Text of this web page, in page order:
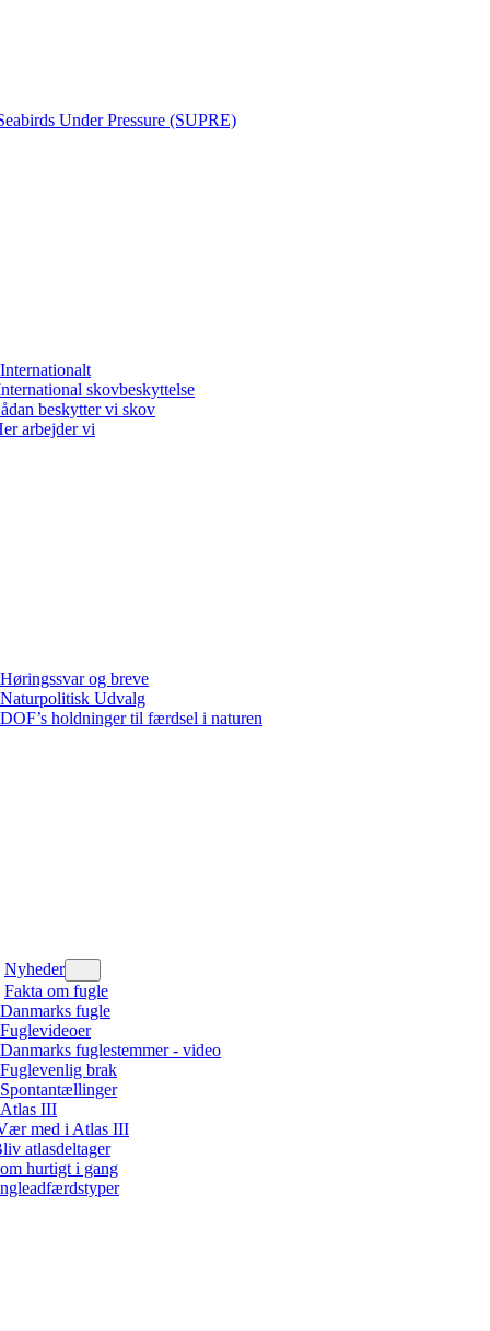
Under Pressure (SUPRE)
Internationalt
skovbeskyttelse
beskytter vi skov
arbejder vi
Høringssvar og breve
Naturpolitisk Udvalg
DOF’s holdninger til færdsel i naturen
Nyheder
Fakta om fugle
Danmarks fugle
Fuglevideoer
Danmarks fuglestemmer - video
Fuglevenlig brak
Spontantællinger
Atlas III
med i Atlas III
atlasdeltager
hurtigt i gang